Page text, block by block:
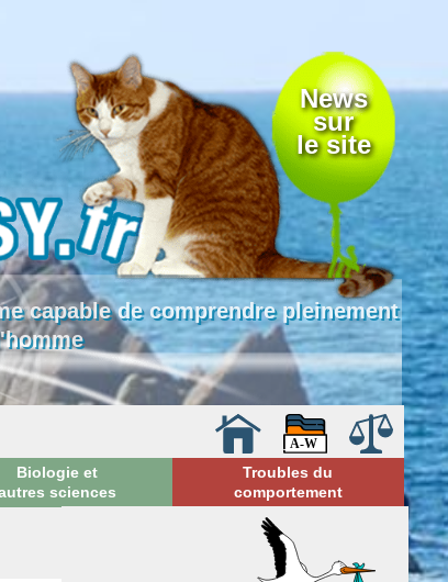
News
sur
le site
capable de comprendre pleinement
Biologie et
sciences
Troubles du
comportement